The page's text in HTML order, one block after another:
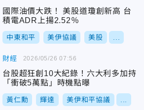
國際油價大跌！ 美股道瓊創新高 台
積電ADR上揚2.52％
中東和平 美伊協議 美股
財經
台股超狂創10大紀錄！六大利多加持
「衝破5萬點」時機點曝
黃仁勳 輝達 美伊和平協議
2026/05/26 07:56